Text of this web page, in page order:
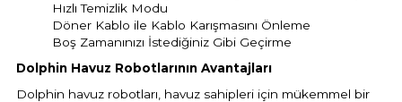
Hızlı Temizlik Modu
Döner Kablo ile Kablo Karışmasını Önleme
Boş Zamanınızı İstediğiniz Gibi Geçirme
Dolphin Havuz Robotlarının Avantajları
Dolphin havuz robotları, havuz sahipleri için mükemmel bir